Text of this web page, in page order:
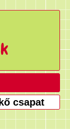
csapat